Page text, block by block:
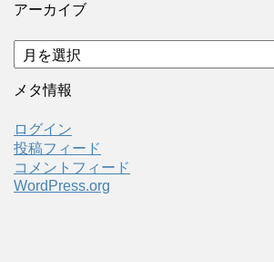
アーカイブ
ア
ー
カ
ブ
メタ情報
ログイン
投稿フィード
コメントフィード
WordPress.org